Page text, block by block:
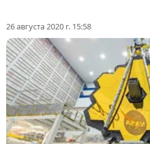
26 августа 2020 г. 15:58